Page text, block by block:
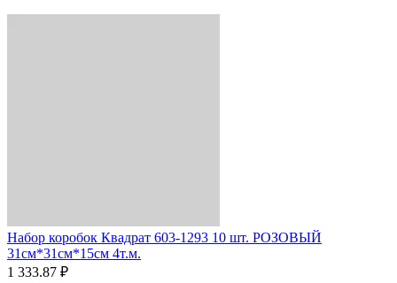
Набор коробок Квадрат 603-1293 10 шт. РОЗОВЫЙ
31см*31см*15см 4т.м.
1 333.87 ₽